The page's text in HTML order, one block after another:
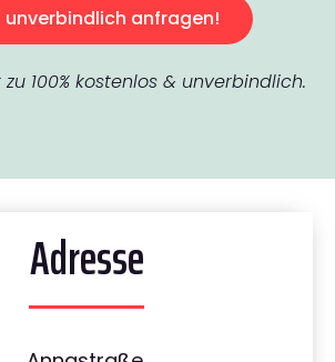
anfragen!
100% kostenlos & unverbindlich.
Adresse